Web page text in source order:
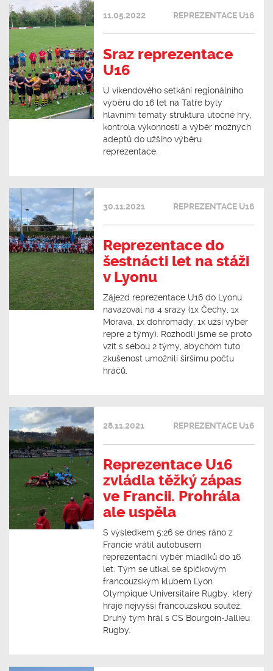
11.05.2022 REPREZENTACE U16
Sraz reprezentace
U16
U víkendového setkání regionálního
výběru do 16 let na Tatře byly
hlavními tématy struktura útočné hry,
kontrola výkonnosti a výběr možných
adeptů do užšího výběru
reprezentace.
30.11.2021 REPREZENTACE U16
Reprezentace do
šestnácti let na stáži
v Lyonu
Zájezd reprezentace U16 do Lyonu
navazoval na 4 srazy (1x Čechy, 1x
Morava, 1x dohromady, 1x užší výběr
repre 2 týmy). Rozhodli jsme se proto
vzít s sebou 2 týmy, abychom tuto
zkušenost umožnili širšímu počtu
hráčů.
28.11.2021 REPREZENTACE U16
Reprezentace U16
zvládla těžký zápas
ve Francii. Prohrála
ale uspěla
S výsledkem 5:26 se dnes ráno z
Francie vrátil autobusem
reprezentační výběr mladíků do 16
let. Tým se utkal se špičkovým
francouzským klubem Lyon
Olympique Universitaire Rugby, který
hraje nejvyšší francouzskou soutěž.
Druhý tým hrál s CS Bourgoin-Jallieu
Rugby.